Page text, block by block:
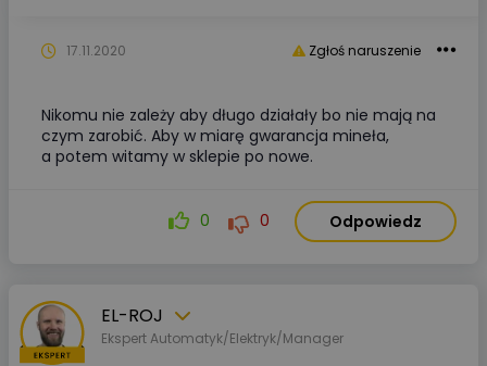
Zgłoś naruszenie
17.11.2020
Nikomu nie zależy aby długo działały bo nie mają na
czym zarobić. Aby w miarę gwarancja mineła,
a potem witamy w sklepie po nowe.
0 0 Odpowiedz
EL-ROJ
Ekspert Automatyk/Elektryk/Manager